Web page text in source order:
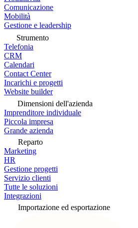
Comunicazione
Mobilità
Gestione e leadership
Strumento
Telefonia
CRM
Calendari
Contact Center
Incarichi e progetti
Website builder
Dimensioni dell'azienda
Imprenditore individuale
Piccola impresa
Grande azienda
Reparto
Marketing
HR
Gestione progetti
Servizio clienti
Tutte le soluzioni
Integrazioni
Importazione ed esportazione